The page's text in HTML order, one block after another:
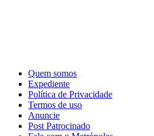
Quem somos
Expediente
Política de Privacidade
Termos de uso
Anuncie
Post Patrocinado